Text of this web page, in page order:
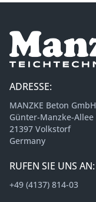
ADRESSE:
MANZKE Beton GmbH
Günter-Manzke-
21397 Volkstorf
Germany
RUFEN SIE UNS AN:
+49 (4137) 814-03